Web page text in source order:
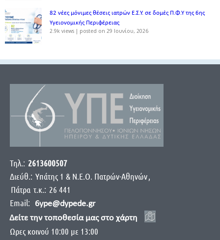
82 νέες μόνιμες θέσεις ιατρών Ε.Σ.Υ. σε δομές Π.Φ.Υ της 6ης
Υγειονομικής Περιφέρειας
2.9k views | posted on 29 Ιουνίου, 2026
Τηλ.: 2613600507
Διεύθ.: Yπάτης 1 & Ν.Ε.Ο. Πατρών-Αθηνών,
Πάτρα τ.κ.: 26 441
Email:
6ype@dypede.gr
Δείτε την τοποθεσία μας στο χάρτη
Ωρες κοινού 10:00 με 13:00